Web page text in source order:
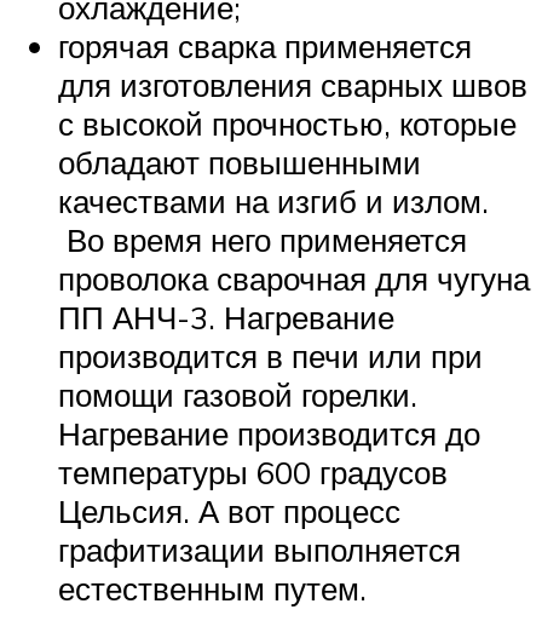
горячая сварка применяется
для изготовления сварных швов
с высокой прочностью, которые
обладают повышенными
качествами на изгиб и излом.
Во время него применяется
проволока сварочная для чугуна
ПП АНЧ-3. Нагревание
производится в печи или при
помощи газовой горелки.
Нагревание производится до
температуры 600 градусов
Цельсия. А вот процесс
графитизации выполняется
естественным путем.